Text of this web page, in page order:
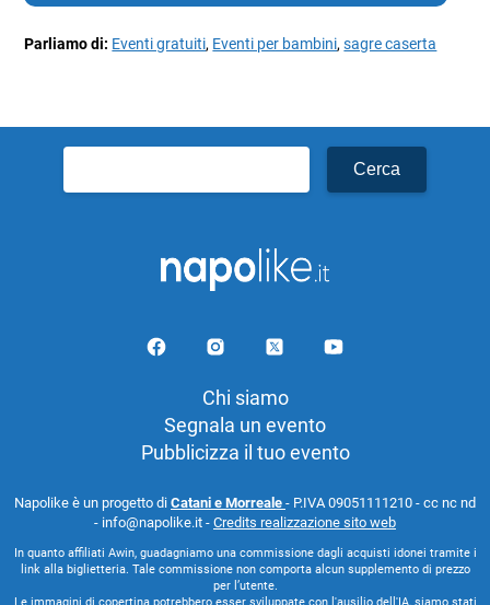
Parliamo di: Eventi gratuiti, Eventi per bambini,sagre caserta
per:
Chi siamo
Segnala un evento
Pubblicizza il tuo evento
Napolike è un progetto di Catani e Morreale - P.IVA 09051111210 - cc nc nd
- info@napolike.it - Credits realizzazione sito web
In quanto affiliati Awin, guadagniamo una commissione dagli acquisti idonei tramite i
link alla biglietteria. Tale commissione non comporta alcun supplemento di prezzo
per l’utente.